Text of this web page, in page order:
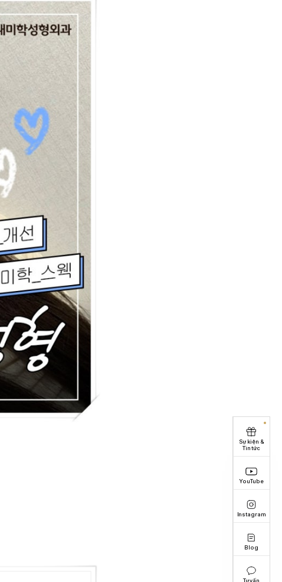
Sự kiện &
Tin tức
YouTube
Instagram
Blog
Tư vấn